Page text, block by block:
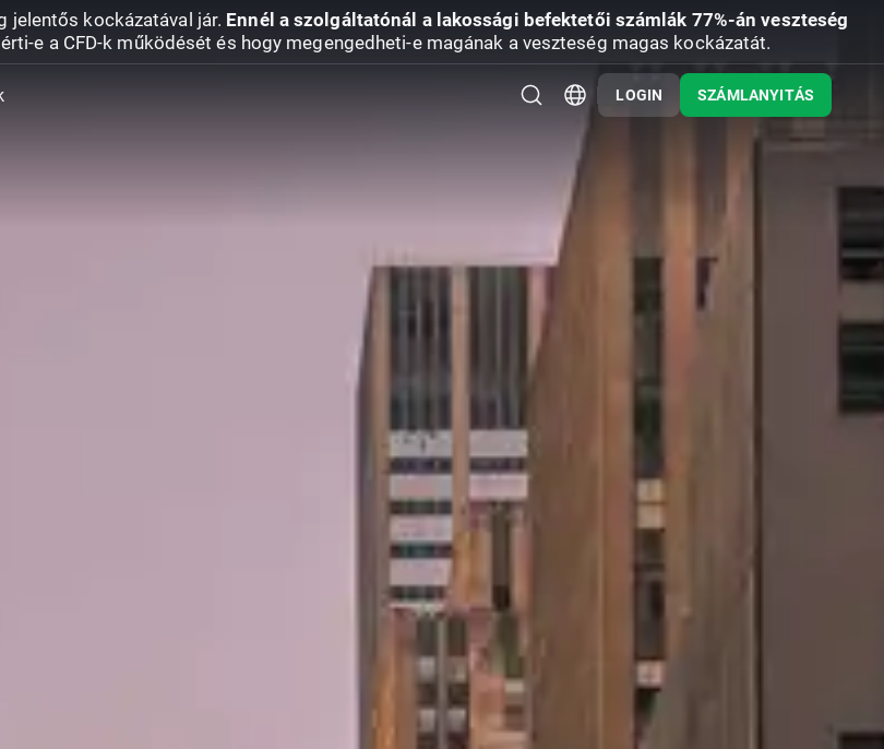
jelentős kockázatával jár. Ennél a szolgáltatónál a lakossági befektetői számlák 77%-án veszteség
e a CFD-k működését és hogy megengedheti-e magának a veszteség magas kockázatát.
LOGIN SZÁMLANYITÁS